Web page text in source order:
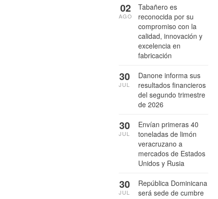
Tabañero es
reconocida por su
compromiso con la
calidad, innovación y
excelencia en
fabricación
02
AGO
Danone informa sus
resultados financieros
del segundo trimestre
de 2026
30
JUL
Envían primeras 40
toneladas de limón
veracruzano a
mercados de Estados
Unidos y Rusia
30
JUL
República Dominicana
será sede de cumbre
30
JUL